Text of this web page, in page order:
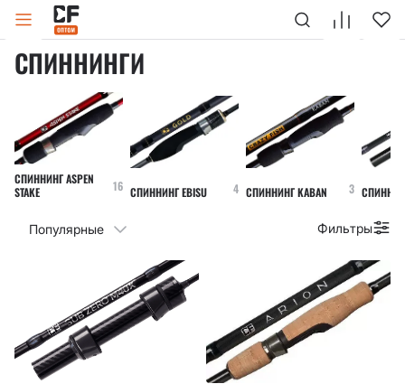
Главная Каталог
СПИННИНГИ
СПИННИНГ ASPEN
STAKE
16 СПИННИНГ EBISU 4 СПИННИНГ KABAN 3
Фильтры
Популярные